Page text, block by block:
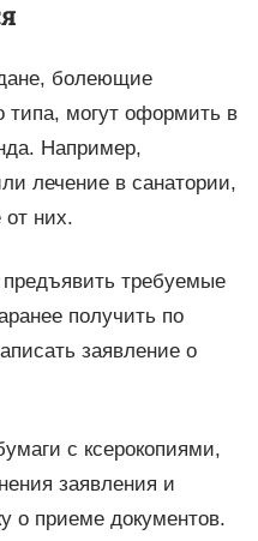
болеющие
типа, могут оформить в
Например,
лечение в санатории,
от них.
требуемые
получить по
заявление о
с ксерокопиями,
заявления и
о приеме документов.